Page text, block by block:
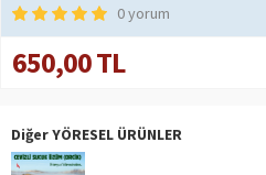
0 yorum
650,00 TL
Diğer YÖRESEL ÜRÜNLER